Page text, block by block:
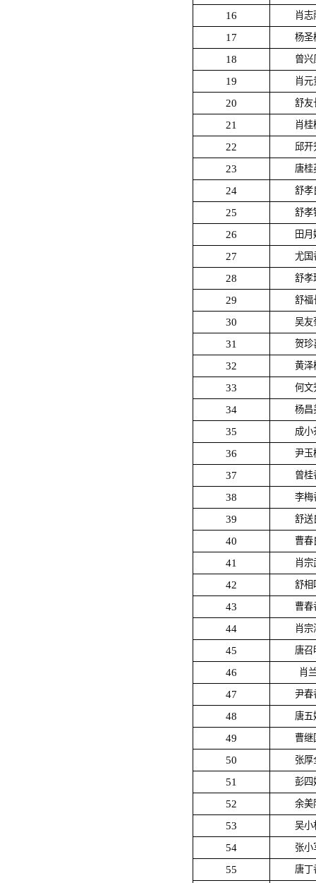
16 肖志
17 杨圣
18 曾兴
19 肖元
20 舒友
21 肖桂
22 邱开
23 唐桂
24 舒孝
25 舒孝
26 田月
27 尤国
28 舒孝
29 舒福
30 吴友
31 贺珍
32 黄泽
33 何文
34 杨昌
35 成小
36 尹玉
37 曾桂
38 李梅
39 舒送
40 曹春
41 肖宗
42 舒相
43 曹春
44 肖宗
45 唐召
46 肖
47 尹春
48 唐五
49 曹继
50 张厚
51 彭四
52 余美
53 吴小
54 张小
55 唐丁